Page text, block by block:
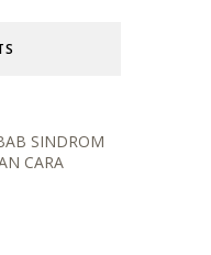
SINDROM
CARA